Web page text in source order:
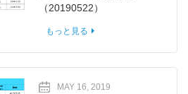
（20190522）
もっと見る
MAY 16, 2019